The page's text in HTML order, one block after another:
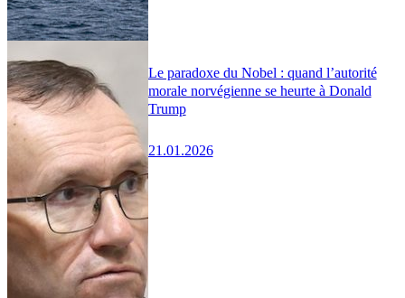
Le paradoxe du Nobel : quand l’autorité
morale norvégienne se heurte à Donald
Trump
21.01.2026